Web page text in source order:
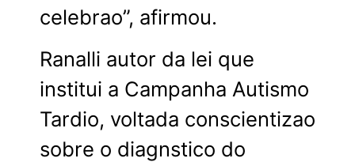
celebrao”, afirmou.
Ranalli autor da lei que
institui a Campanha Autismo
Tardio, voltada conscientizao
sobre o diagnstico do